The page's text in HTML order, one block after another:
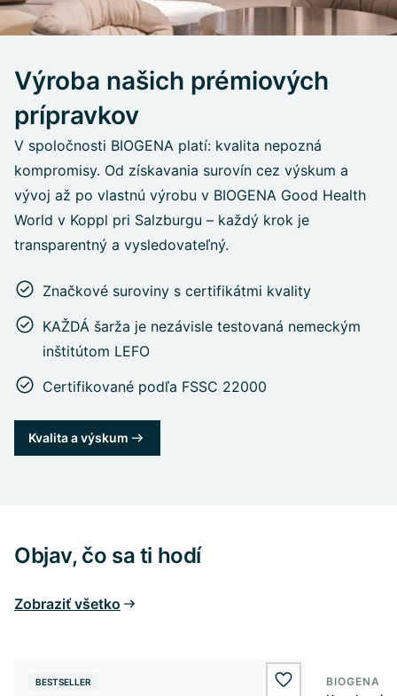
Výroba našich prémiových
prípravkov
V spoločnosti BIOGENA platí: kvalita nepozná
kompromisy. Od získavania surovín cez výskum a
vývoj až po vlastnú výrobu v BIOGENA Good Health
World v Koppl pri Salzburgu – každý krok je
transparentný a vysledovateľný.
Značkové suroviny s certifikátmi kvality
KAŽDÁ šarža je nezávisle testovaná nemeckým
inštitútom LEFO
Certifikované podľa FSSC 22000
Kvalita a výskum
Objav, čo sa ti hodí
Zobraziť všetko
BESTSELLER wishlist.add
BIOGENA